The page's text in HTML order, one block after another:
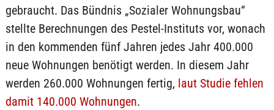
gebraucht. Das Bündnis „Sozialer Wohnungsbau“
stellte Berechnungen des Pestel-Instituts vor, wonach
in den kommenden fünf Jahren jedes Jahr 400.000
neue Wohnungen benötigt werden. In diesem Jahr
werden 260.000 Wohnungen fertig, laut Studie fehlen
damit 140.000 Wohnungen.